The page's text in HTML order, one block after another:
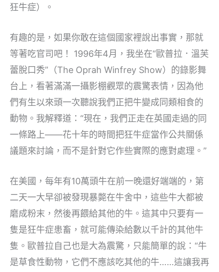
狂牛症）。
有趣的是，如果你敢在這個國家裡說出事實，那就
等著吃官司吧！ 1996年4月，我坐在“歐普拉．溫芙
蕾脫口秀”（The Oprah Winfrey Show）的錄影舞
台上，看著滿滿一攝影棚觀眾的震驚表情，因為他
們有生以來頭一次聽說我們正把牛變成同類相食的
動物。我解釋道：“現在，我們正走在英國走過的同
一條路上——花十年的時間把狂牛症當作公共關係
議題來討論，而不是針對它作些實際的應對處理。”
在美國，每年有10萬頭牛在前一晚還好端端的，第
二天一大早卻被發現暴斃在牛舍中，這些牛大都被
磨成粉末，然後再餵給其他的牛。這其中只要有一
隻是狂牛症患畜，就可能傳染給數以千計的其他牛
隻。歐普拉自己也是大為震驚，只能簡單的說：“牛
是草食性動物，它們不應該吃其他的牛……這讓我再